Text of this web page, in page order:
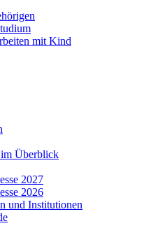
mit Kind
im Überblick
2027
2026
und Institutionen